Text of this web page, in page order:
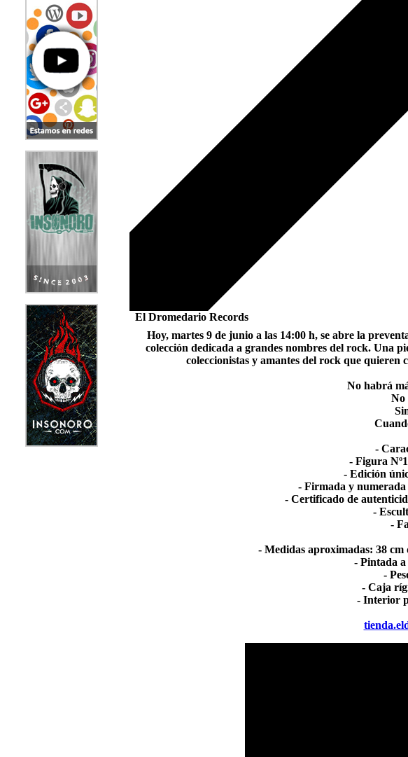
El Dromedario Records
Hoy, martes 9 de junio a las 14:00 h, se abre la
colección dedicada a grandes nombres del rock. Una
coleccionistas y amantes del rock que quieren
No habrá
No
-
- Figura
- Edición
- Firmada y
- Certificado de
-
-
- Medidas aproximadas: 38 cm
- Pintada
-
- Caja
- Interior